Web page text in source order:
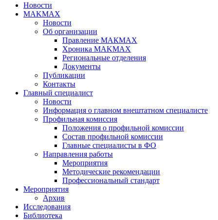
Новости
MAKMAX
Новости
Об организации
Правление МАКМАХ
Хроника MAKMAX
Региональные отделения
Документы
Публикации
Контакты
Главный специалист
Новости
Информация о главном внештатном специалисте
Профильная комиссия
Положения о профильной комиссии
Состав профильной комиссии
Главные специалисты в ФО
Направления работы
Мероприятия
Методические рекомендации
Профессиональный стандарт
Мероприятия
Архив
Исследования
Библиотека